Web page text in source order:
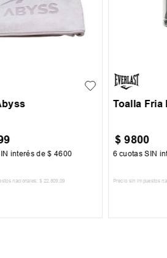
interés de$ 4600
nacionales: $ 22.809 ,09
Toalla Fria
$ 9800
6 cuotas SIN
Precio sin impuestos